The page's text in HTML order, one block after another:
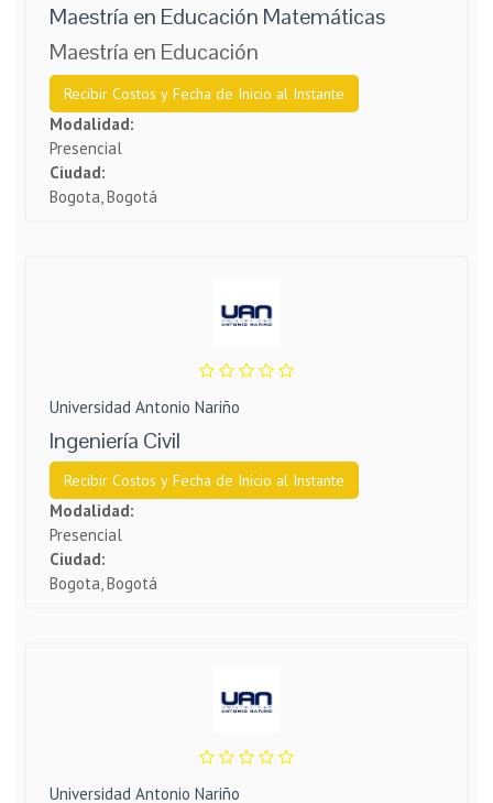
Maestría en Educación Matemáticas
Maestría en Educación
Recibir Costos y Fecha de Inicio al Instante
Modalidad:
Presencial
Ciudad:
Bogota, Bogotá
Universidad Antonio Nariño
Ingeniería Civil
Recibir Costos y Fecha de Inicio al Instante
Modalidad:
Presencial
Ciudad:
Bogota, Bogotá
Universidad Antonio Nariño